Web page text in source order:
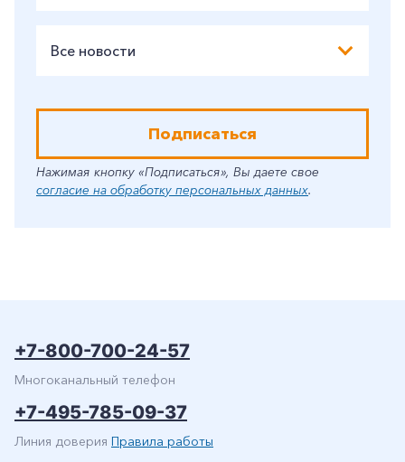
Все новости
Подписаться
Нажимая кнопку «Подписаться», Вы даете свое
согласие на обработку персональных данных.
+7-800-700-24-57
Многоканальный телефон
+7-495-785-09-37
Линия доверия Правила работы